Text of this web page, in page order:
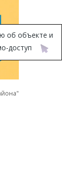
об объекте и
доступ